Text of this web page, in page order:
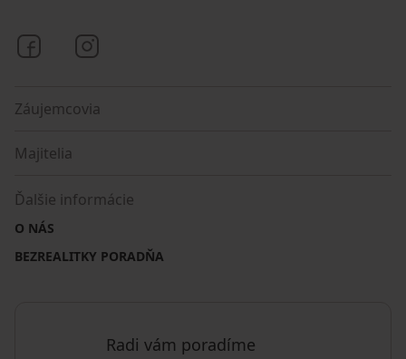
Bezrealitky na Facebooku
Záujemcovia
Majitelia
Ďalšie informácie
O NÁS
BEZREALITKY PORADŇA
Radi vám poradíme